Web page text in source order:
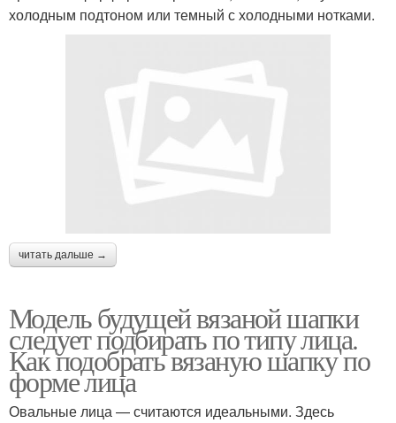
холодным подтоном или темный с холодными нотками.
читать дальше →
Модель будущей вязаной шапки
следует подбирать по типу лица.
Как подобрать вязаную шапку по
форме лица
Овальные лица — считаются идеальными. Здесь